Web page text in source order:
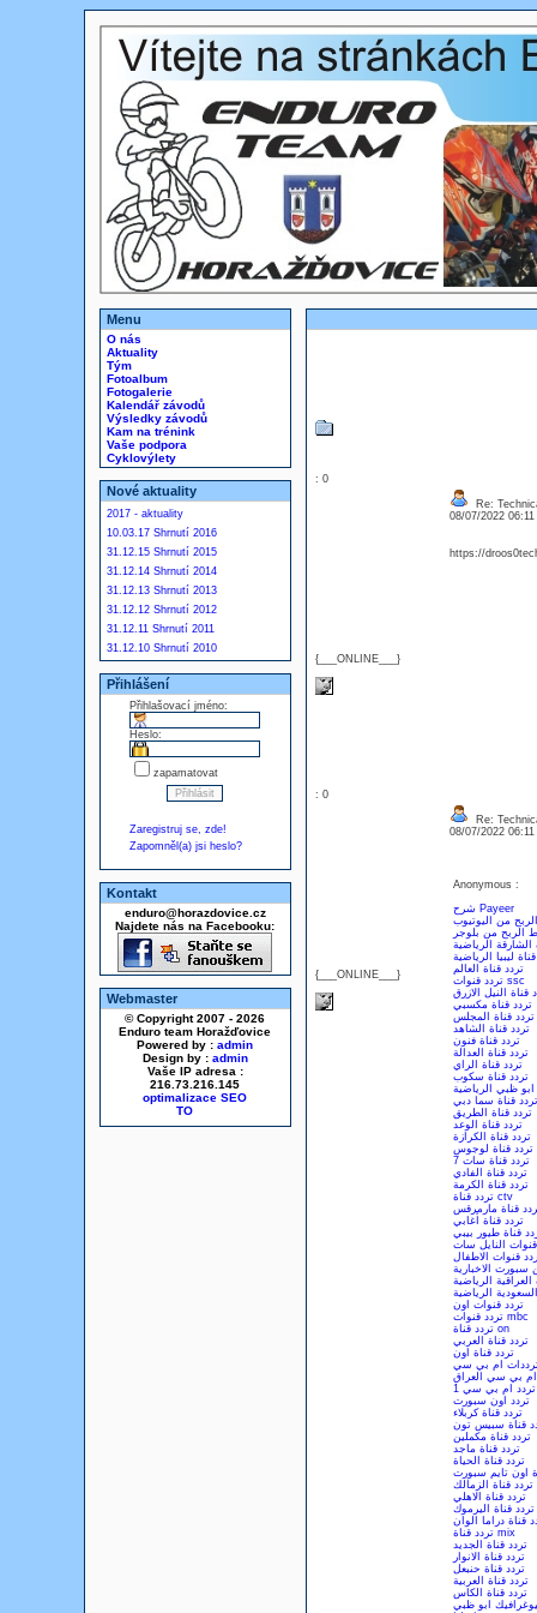
Menu
O nás
Aktuality
Tým
Fotoalbum
Fotogalerie
Kalendář závodů
Výsledky závodů
Kam na trénink
Vaše podpora
Cyklovýlety
Nové aktuality
2017 - aktuality
10.03.17 Shrnutí 2016
31.12.15 Shrnutí 2015
31.12.14 Shrnutí 2014
31.12.13 Shrnutí 2013
31.12.12 Shrnutí 2012
31.12.11 Shrnutí 2011
31.12.10 Shrnutí 2010
Přihlášení
Přihlašovací jméno:
Heslo:
zapamatovat
Zaregistruj se, zde!
Zapomněl(a) jsi heslo?
Kontakt
enduro@horazdovice.cz
Najdete nás na Facebooku:
Webmaster
© Copyright 2007 - 2026
Enduro team Horažďovice
Powered by : admin
Design by : admin
Vaše IP adresa :
216.73.216.145
optimalizace SEO
: 0
{___ONLINE___}
Re:
08/07/2022
https://
: 0
{___ONLINE___}
Re:
08/07/2022
Anonymous :
شرح Payeer
من اليوتيوب
الربح من بلوجر
الشارقة الرياضية
ليبيا الرياضية
تردد قناة العالم
تردد قنوات ssc
قناة النيل الازرق
تردد قناة مكسبي
تردد قناة المجلس
تردد قناة الشاهد
تردد قناة فنون
تردد قناة العدالة
تردد قناة الراي
تردد قناة سكوب
ابو ظبي الرياضية
تردد قناة سما دبي
تردد قناة الطريق
تردد قناة الوعد
تردد قناة الكرازة
تردد قناة لوجوس
تردد قناة سات 7
تردد قناة الفادي
تردد قناة الكرمة
تردد قناة ctv
قناة مارمرقس
تردد قناة أغابي
قناة طيور بيبي
قنوات النايل سات
قنوات الاطفال
سبورت الاخبارية
العراقية الرياضية
الرياضية
تردد قنوات اون
تردد قنوات mbc
تردد قناة on
تردد قناة العربي
تردد قناة اون
ام بي سي
ام بي سي العراق
تردد ام بي سي 1
تردد اون سبورت
تردد قناة كربلاء
قناة سبيس تون
تردد قناة مكملين
تردد قناة ماجد
تردد قناة الحياة
اون تايم سبورت
تردد قناة الزمالك
تردد قناة الاهلي
تردد قناة اليرموك
قناة دراما الوان
تردد قناة mix
تردد قناة الجديد
تردد قناة الانوار
تردد قناة حنبعل
تردد قناة العربية
تردد قناة الكاس
ابو ظبي